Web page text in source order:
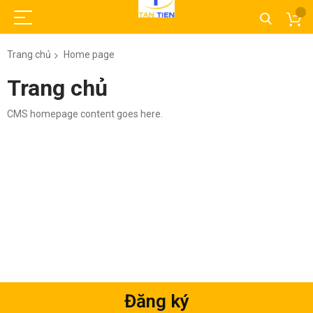
Trang chủ Home page
Trang chủ
CMS homepage content goes here.
Đăng ký